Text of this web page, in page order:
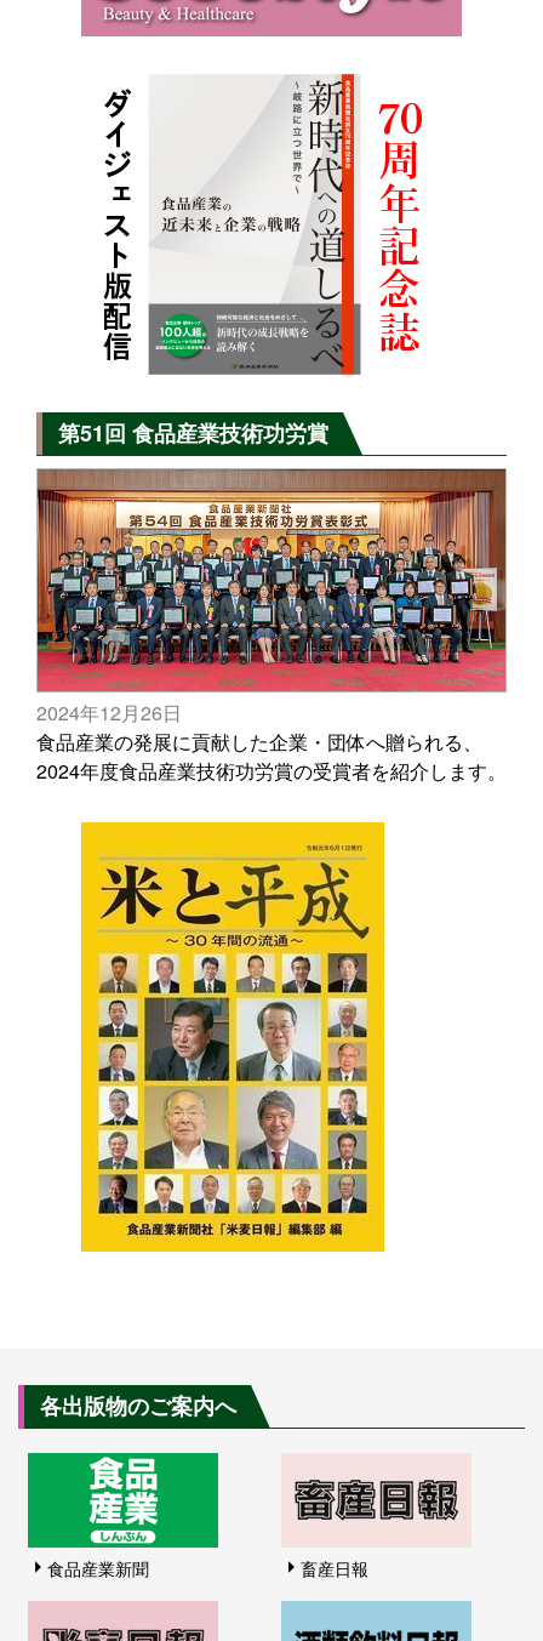
第51回 食品産業技術功労賞
2024年12月26日
食品産業の発展に貢献した企業・団体へ贈られる、
2024年度食品産業技術功労賞の受賞者を紹介します。
各出版物のご案内へ
食品産業新聞 畜産日報